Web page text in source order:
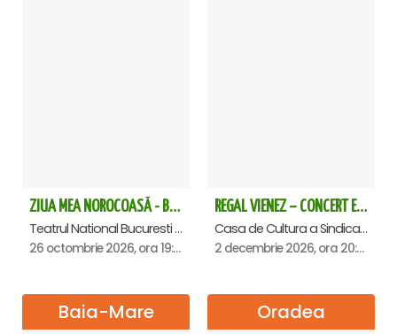
ZIUA MEA NOROCOASĂ - Bucuresti
Teatrul National Bucuresti - Sala Ion Caramitru, Bucuresti
26 octombrie 2026, ora 19:00
REGAL VIENEZ – CONCERT EXTRAORDINAR DE CRACIUN - Satu Mare
Casa de Cultura a Sindicatelor , Satu-Mare
2 decembrie 2026, ora 20:00
Baia-Mare Oradea